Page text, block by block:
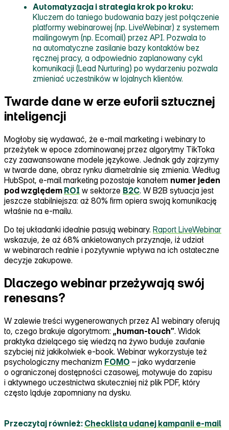
Automatyzacja i strategia krok po kroku:
Kluczem do taniego budowania bazy jest połączenie
platformy webinarowej (np. LiveWebinar) z systemem
mailingowym (np. Ecomail) przez API. Pozwala to
na automatyczne zasilanie bazy kontaktów bez
ręcznej pracy, a odpowiednio zaplanowany cykl
komunikacji (Lead Nurturing) po wydarzeniu pozwala
zmieniać uczestników w lojalnych klientów.
Twarde dane w erze euforii sztucznej
inteligencji
Mogłoby się wydawać, że e‑mail marketing i webinary to
przeżytek w epoce zdominowanej przez algorytmy TikToka
czy zaawansowane modele językowe. Jednak gdy zajrzymy
w twarde dane, obraz rynku diametralnie się zmienia. Według
HubSpot, e‑mail marketing pozostaje kanałem numer jeden
pod względem ROI w sektorze B2C. W B2B sytuacja jest
jeszcze stabilniejsza: aż 80% firm opiera swoją komunikację
właśnie na e‑mailu.
Do tej układanki idealnie pasują webinary. Raport LiveWebinar
wskazuje, że aż 68% ankietowanych przyznaje, iż udział
w webinarach realnie i pozytywnie wpływa na ich ostateczne
decyzje zakupowe.
Dlaczego webinar przeżywają swój
renesans?
W zalewie treści wygenerowanych przez AI webinary oferują
to, czego brakuje algorytmom: „human‑touch”. Widok
praktyka dzielącego się wiedzą na żywo buduje zaufanie
szybciej niż jakikolwiek e‑book. Webinar wykorzystuje też
psychologiczny mechanizm FOMO – jako wydarzenie
o ograniczonej dostępności czasowej, motywuje do zapisu
i aktywnego uczestnictwa skuteczniej niż plik PDF, który
często ląduje zapomniany na dysku.
Przeczytaj również: Checklista udanej kampanii e‑mail